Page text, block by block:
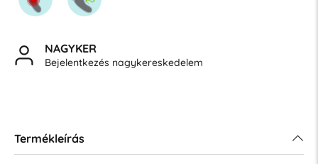
NAGYKER
Bejelentkezés nagykereskedelem
Termékleírás